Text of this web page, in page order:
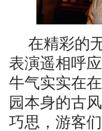
在精彩的
表演遥相呼
牛气实实在
园本身的古
巧思，游客